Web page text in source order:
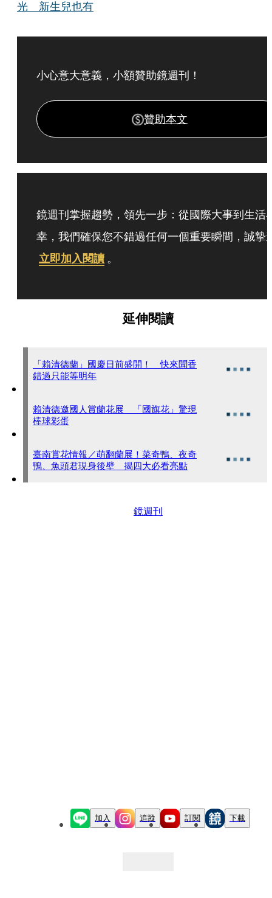
光 新生兒也有
小心意大意義，小額贊助鏡週刊！
贊助本文
鏡週刊掌握趨勢，領先一步：從國際大事到生活
幸，我們確保您不錯過任何一個重要瞬間，誠摯
立即加入閱讀 。
延伸閱讀
「賴清德蘭」國慶日前盛開！ 快來聞香
錯過只能等明年
賴清德邀國人賞蘭花展 「國旗花」驚現
棒球彩蛋
臺南賞花情報／萌翻蘭展！菜奇鴨、夜奇
鴨、魚頭君現身後壁 揭四大必看亮點
鏡週刊
加入 追蹤 訂閱 下載